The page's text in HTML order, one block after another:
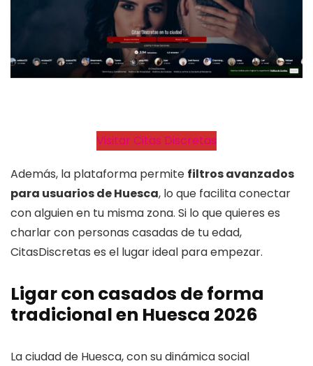
Visitar Citas Discretas
Además, la plataforma permite filtros avanzados
para usuarios de Huesca, lo que facilita conectar
con alguien en tu misma zona. Si lo que quieres es
charlar con personas casadas de tu edad,
CitasDiscretas es el lugar ideal para empezar.
Ligar con casados de forma
tradicional en Huesca 2026
La ciudad de Huesca, con su dinámica social